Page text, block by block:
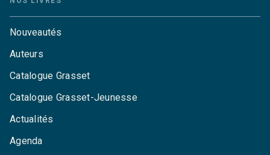
Nouveautés
Auteurs
Catalogue Grasset
Catalogue Grasset-Jeunesse
Actualités
Agenda